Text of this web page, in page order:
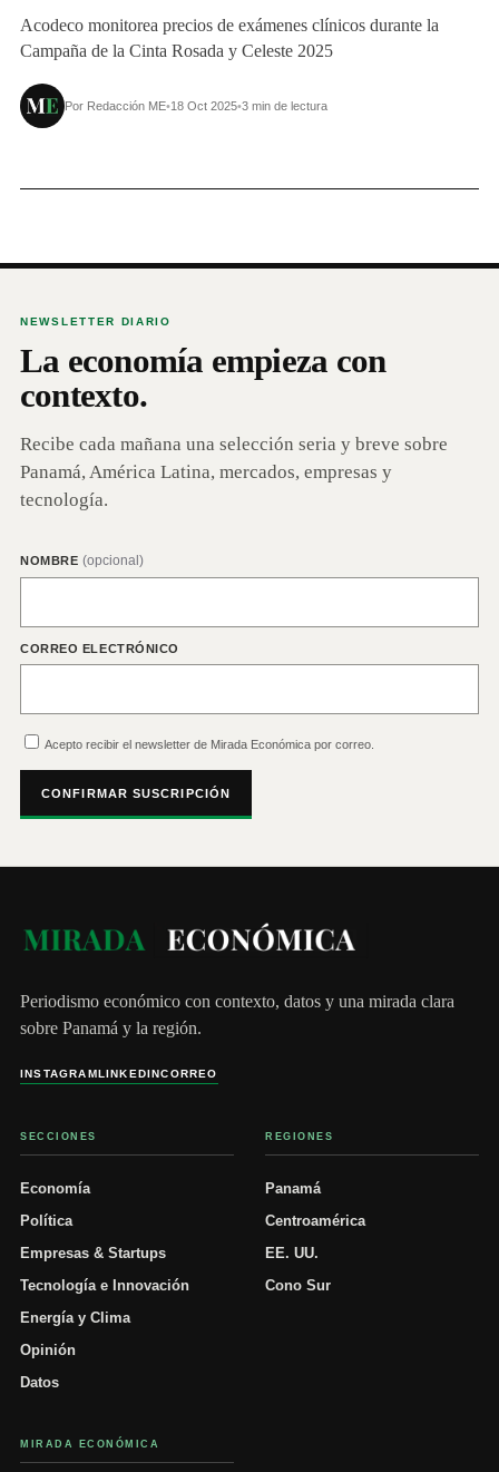
Acodeco monitorea precios de exámenes clínicos durante la
Campaña de la Cinta Rosada y Celeste 2025
Por Redacción ME•18 Oct 2025•3 min de lectura
NEWSLETTER DIARIO
La economía empieza con
contexto.
Recibe cada mañana una selección seria y breve sobre
Panamá, América Latina, mercados, empresas y
tecnología.
NOMBRE (opcional)
CORREO ELECTRÓNICO
Acepto recibir el newsletter de Mirada Económica por correo.
CONFIRMAR SUSCRIPCIÓN
Periodismo económico con contexto, datos y una mirada clara
sobre Panamá y la región.
INSTAGRAMLINKEDINCORREO
SECCIONES
Economía
Política
Empresas & Startups
Tecnología e Innovación
Energía y Clima
Opinión
Datos
REGIONES
Panamá
Centroamérica
EE. UU.
Cono Sur
MIRADA ECONÓMICA